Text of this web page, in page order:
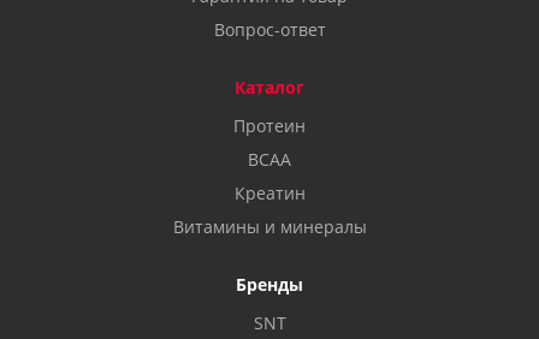
Вопрос-ответ
Каталог
Протеин
BCAA
Креатин
Витамины и минералы
Бренды
SNT